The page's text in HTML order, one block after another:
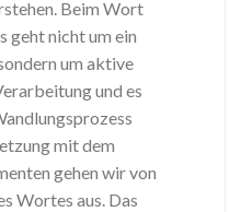
Beim Wort
geht nicht um ein
um aktive
und es
mit dem
gehen wir von
Wortes aus. Das